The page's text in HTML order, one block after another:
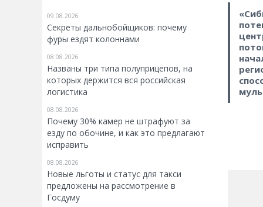
09.08.2026
Секреты дальнобойщиков: почему
фуры ездят колоннами
08.08.2026
Названы три типа полуприцепов, на
которых держится вся российская
логистика
08.08.2026
Почему 30% камер не штрафуют за
езду по обочине, и как это предлагают
исправить
08.08.2026
Новые льготы и статус для такси
предложены на рассмотрение в
Госдуму